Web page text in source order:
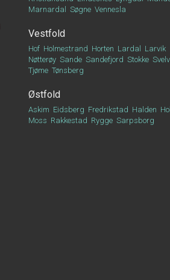
Marnardal
Søgne Vennesla
Vestfold
Hof Holmestrand Horten Lardal
Larvik
Nøtterøy Sande Sandefjord Stokke
Tjøme Tønsberg
Østfold
Askim Eidsberg Fredrikstad Halden
Moss Rakkestad Rygge Sarpsborg